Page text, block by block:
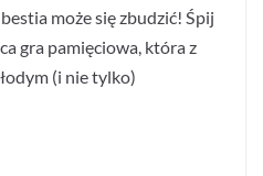
może się zbudzić! Śpij
gra pamięciowa, która z
(i nie tylko)